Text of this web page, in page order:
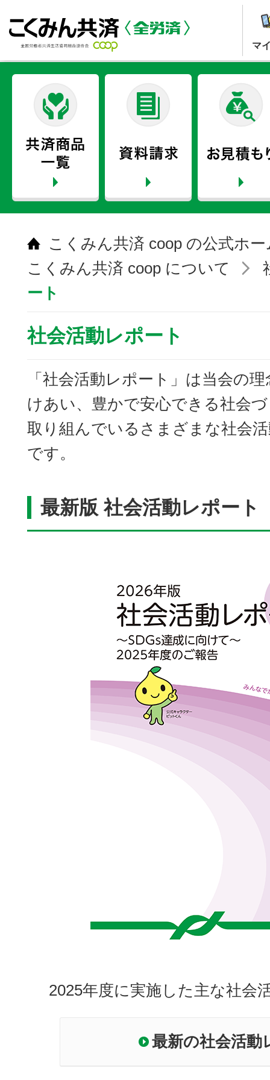
マ
こくみん共済 coop の公式ホ
こくみん共済 coop について
ート
社会活動レポート
「社会活動レポート」は当会の
けあい、豊かで安心できる社会
取り組んでいるさまざまな社会
です。
最新版 社会活動レポート
2025年度に実施した主な社会
最新の社会活動